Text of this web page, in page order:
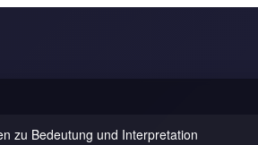
zu Bedeutung und Interpretation